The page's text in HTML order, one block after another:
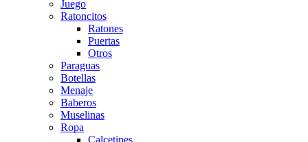
Juego
Ratoncitos
Ratones
Puertas
Otros
Paraguas
Botellas
Menaje
Baberos
Muselinas
Ropa
Calcetines